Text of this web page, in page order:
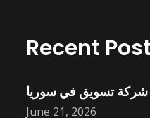
Recent Post
June 21, 2026